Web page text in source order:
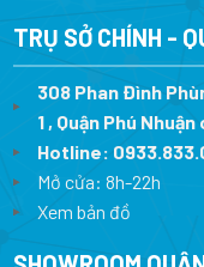
TRỤ SỞ CHÍNH -
308 Phan Đình
1 , Quận Phú Nhuận
Hotline:
Mở cửa: 8h-22h
Xem bản đồ